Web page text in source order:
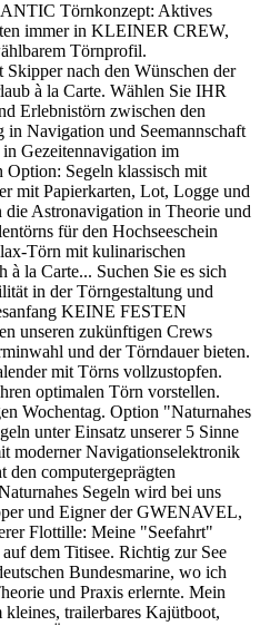
Törnkonzept: Aktives
immer in KLEINER CREW,
Törnprofil.
Skipper nach den Wünschen der
à la Carte. Wählen Sie IHR
Erlebnistörn zwischen den
in Navigation und Seemannschaft
Gezeitennavigation im
Option: Segeln klassisch mit
mit Papierkarten, Lot, Logge und
Astronavigation in Theorie und
für den Hochseeschein
Törn mit kulinarischen
la Carte... Suchen Sie es sich
in der Törngestaltung und
KEINE FESTEN
unseren zukünftigen Crews
und der Törndauer bieten.
mit Törns vollzustopfen.
optimalen Törn vorstellen.
Wochentag. Option "Naturnahes
unter Einsatz unserer 5 Sinne
moderner Navigationselektronik
den computergeprägten
Segeln wird bei uns
und Eigner der GWENAVEL,
Flottille: Meine "Seefahrt"
dem Titisee. Richtig zur See
Bundesmarine, wo ich
und Praxis erlernte. Mein
kleines, trailerbares Kajütboot,